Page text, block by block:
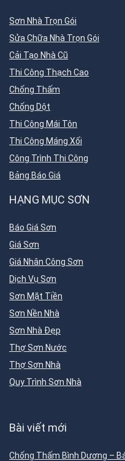
Sơn Nhà Trọn Gói
Sửa Chữa Nhà Trọn Gói
Cải Tạo Nhà Cũ
Thi Công Thạch Cao
Chống Thấm
Chống Dột
Thi Công Mái Tôn
Thi Công Máng Xối
Công Trình Thi Công
Bảng Báo Giá
HẠNG MỤC SƠN
Báo Giá Sơn
Giá Sơn
Giá Nhân Công Sơn
Dịch Vụ Sơn
Sơn Mặt Tiền
Sơn Nền Nhà
Sơn Nhà Đẹp
Thợ Sơn Nước
Thợ Sơn Nhà
Quy Trình Sơn Nhà
Bài viết mới
Chống Thấm Bình Dương –